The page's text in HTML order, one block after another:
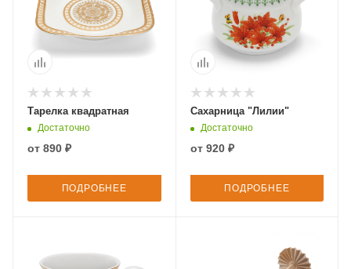
Тарелка квадратная
Достаточно
от 890 ₽
ПОДРОБНЕЕ
Сахарница "Лилии"
Достаточно
от 920 ₽
ПОДРОБНЕЕ